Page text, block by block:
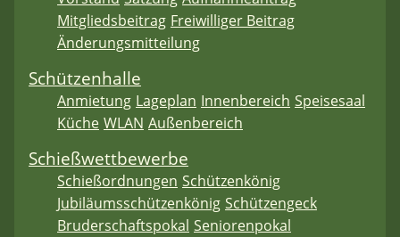
Mitgliedsbeitrag Freiwilliger Beitrag
Änderungsmitteilung
Schützenhalle
Anmietung Lageplan Innenbereich Speisesaal
Küche WLAN Außenbereich
Schießwettbewerbe
Schießordnungen Schützenkönig
Jubiläumsschützenkönig Schützengeck
Bruderschaftspokal Seniorenpokal